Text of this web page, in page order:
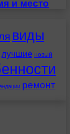
и место
виды
лучшие новый
ремонт